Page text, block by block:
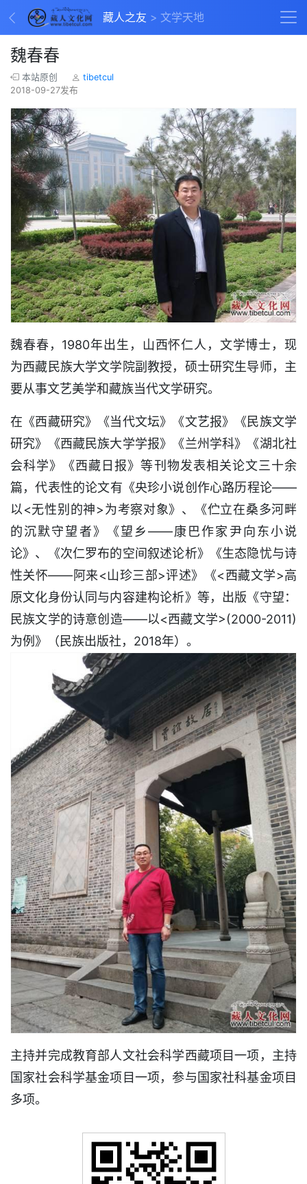
藏人之友 文学天地
魏春春
本站原创
tibetcul
2018-09-27发布
魏春春，1980年出生，山西怀仁人，文学博士，现
为西藏民族大学文学院副教授，硕士研究生导师，主
要从事文艺美学和藏族当代文学研究。
在《西藏研究》《当代文坛》《文艺报》《民族文学
研究》《西藏民族大学学报》《兰州学科》《湖北社
会科学》《西藏日报》等刊物发表相关论文三十余
篇，代表性的论文有《央珍小说创作心路历程论——
以<无性别的神>为考察对象》、《伫立在桑多河畔
的沉默守望者》《望乡——康巴作家尹向东小说
论》、《次仁罗布的空间叙述论析》《生态隐忧与诗
性关怀——阿来<山珍三部>评述》《<西藏文学>高
原文化身份认同与内容建构论析》等，出版《守望：
民族文学的诗意创造——以<西藏文学>(2000-2011)
为例》（民族出版社，2018年）。
主持并完成教育部人文社会科学西藏项目一项，主持
国家社会科学基金项目一项，参与国家社科基金项目
多项。